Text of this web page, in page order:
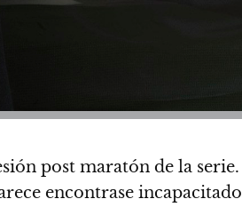
post maratón de la serie.
encontrase